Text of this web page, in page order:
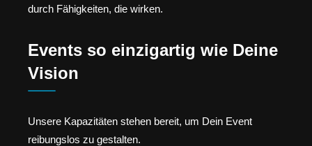
durch Fähigkeiten, die wirken.
Events so einzigartig wie Deine
Vision
Unsere Kapazitäten stehen bereit, um Dein Event
reibungslos zu gestalten.